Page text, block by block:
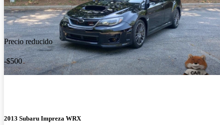
Precio reducido
-$500
2013 Subaru Impreza WRX